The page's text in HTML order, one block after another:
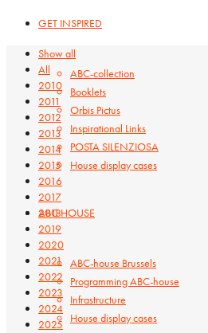
GET INSPIRED
ABC-collection
Booklets
Orbis Pictus
Inspirational Links
POSTA SILENZIOSA
House display cases
ABC HOUSE
ABC-house Brussels
Programming ABC-house
Infrastructure
House display cases
Show all
All
2010
2011
2012
2013
2014
2015
2016
2017
2018
2019
2020
2021
2022
2023
2024
2025